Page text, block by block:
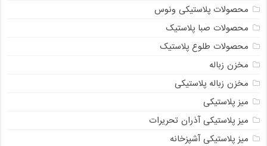
محصولات پلاستیکی ونوس
محصولات صبا پلاستیک
محصولات طلوع پلاستیک
مخزن زباله
مخزن زباله پلاستیکی
میز پلاستیکی
میز پلاستیکی آذران تحریرات
میز پلاستیکی آشپزخانه